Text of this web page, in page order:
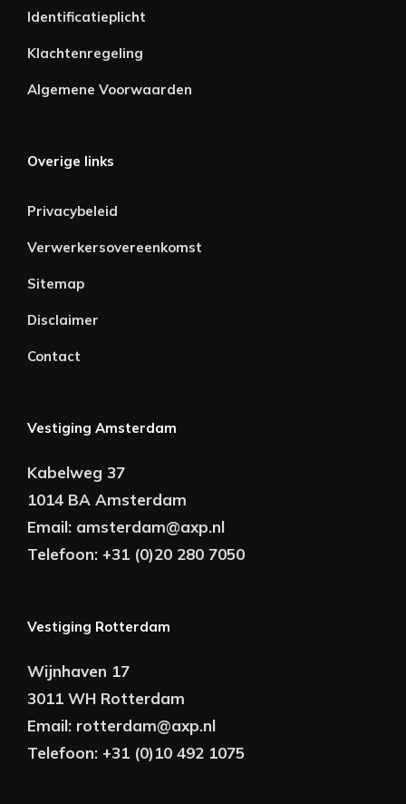
Identificatieplicht
Klachtenregeling
Algemene Voorwaarden
Overige links
Privacybeleid
Verwerkersovereenkomst
Sitemap
Disclaimer
Contact
Vestiging Amsterdam
Kabelweg 37
1014 BA Amsterdam
Email: amsterdam@axp.nl
Telefoon: +31 (0)20 280 7050
Vestiging Rotterdam
Wijnhaven 17
3011 WH Rotterdam
Email: rotterdam@axp.nl
Telefoon: +31 (0)10 492 1075